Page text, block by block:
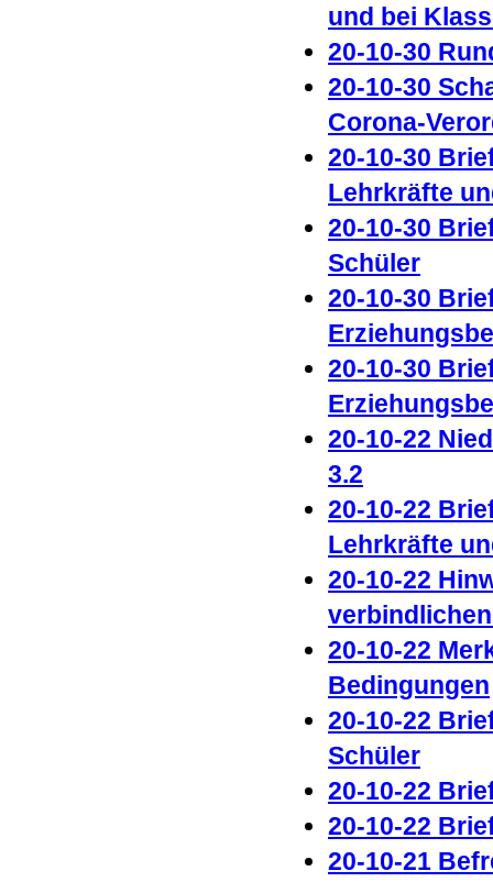
und bei
20-10-30
20-10-30
Corona-
20-10-30
Lehrkräfte
20-10-30
Schüler
20-10-30
20-10-30
20-10-22
3.2
20-10-22
Lehrkräfte
20-10-22
20-10-22
Bedingungen
20-10-22
Schüler
20-10-22
20-10-22
20-10-21